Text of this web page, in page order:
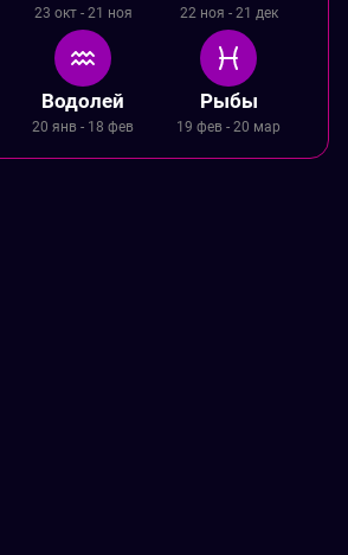
23 окт - 21 ноя 22 ноя - 21 дек
Водолей
20 янв - 18 фев
Рыбы
19 фев - 20 мар